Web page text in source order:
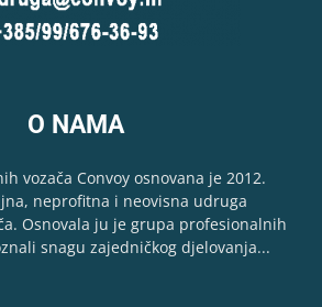
O NAMA
vozača Convoy osnovana je 2012.
neprofitna i neovisna udruga
Osnovala ju je grupa profesionalnih
snagu zajedničkog djelovanja...